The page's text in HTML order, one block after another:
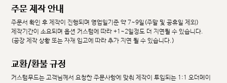
주문 제작 안내
주문서 확인 후 제작이 진행되며 영업일기준 약 7~9일(주말 및 공휴일 제외)
제작기간이 소요되며 옵션 커스텀에 따라 +1~2일정도 더 지연될 수 있습니다.
(공장 제작 상황 또는 자재 입고에 따라 추가 지연 될 수 있습니다.)
교환/환불 규정
커스텀무드는 고객님께서 요청한 주문사항에 맞춰 제작이 투입되는 1:1 오더메이